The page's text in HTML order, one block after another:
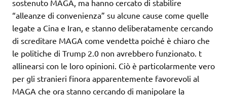
sostenuto MAGA, ma hanno cercato di stabilire
“alleanze di convenienza” su alcune cause come quelle
legate a Cina e Iran, e stanno deliberatamente cercando
di screditare MAGA come vendetta poiché è chiaro che
le politiche di Trump 2.0 non avrebbero funzionato. t
allinearsi con le loro opinioni. Ciò è particolarmente vero
per gli stranieri finora apparentemente favorevoli al
MAGA che ora stanno cercando di manipolare la